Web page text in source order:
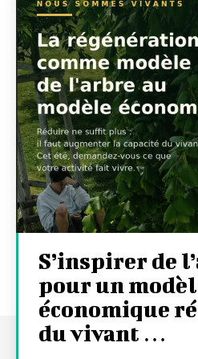
S’inspirer de
pour un
économique
du vivant …